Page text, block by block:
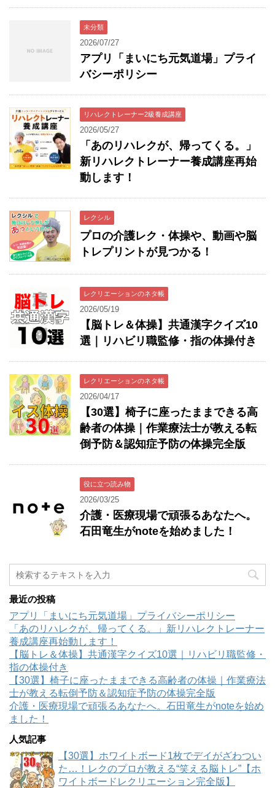
未分類
2026/07/27
アプリ「まいにち元気道場」プライ
バシーポリシー
リハレクトレーナー2級養成講座
2026/05/27
「あのリハレクが、帰ってくる。」
新リハレクトレーナー養成講座再始
動します！
レクシル
プロの介護レク・体操や、動画や脳
トレプリントが見つかる！
レクリエーションのネタ帳
2026/05/19
【脳トレ＆体操】共通漢字クイズ10
選｜リハビリ職監修・指の体操付き
レクリエーションのネタ帳
2026/04/17
【30選】椅子に座ったままできる高
齢者の体操｜作業療法士が教える転
倒予防＆認知症予防の体操完全版
役に立つ読み物
2026/03/25
介護・医療現場で頑張るあなたへ。
石田竜生がnoteを始めました！
最近の投稿
アプリ「まいにち元気道場」プライバシーポリシー
「あのリハレクが、帰ってくる。」新リハレクトレーナー
養成講座再始動します！
【脳トレ＆体操】共通漢字クイズ10選｜リハビリ職監修・
指の体操付き
【30選】椅子に座ったままできる高齢者の体操｜作業療法
士が教える転倒予防＆認知症予防の体操完全版
介護・医療現場で頑張るあなたへ。石田竜生がnoteを始め
ました！
人気記事
【30選】ホワイトボード1枚でデイがざわつい
た…！レクのプロが教える“笑える脳トレ”【ホ
ワイトボードレクリエーション完全版】